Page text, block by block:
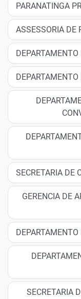
PARANATINGA
ASSESSORIA DE
SECRETARIA DE
GERENCIA DE
DEPARTAMENTO
SECRETARIA